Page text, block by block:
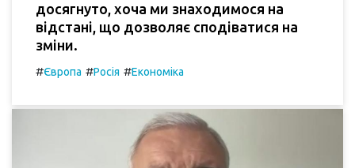
досягнуто, хоча ми знаходимося на
відстані, що дозволяє сподіватися на
зміни.
#Європа #Росія #Економіка